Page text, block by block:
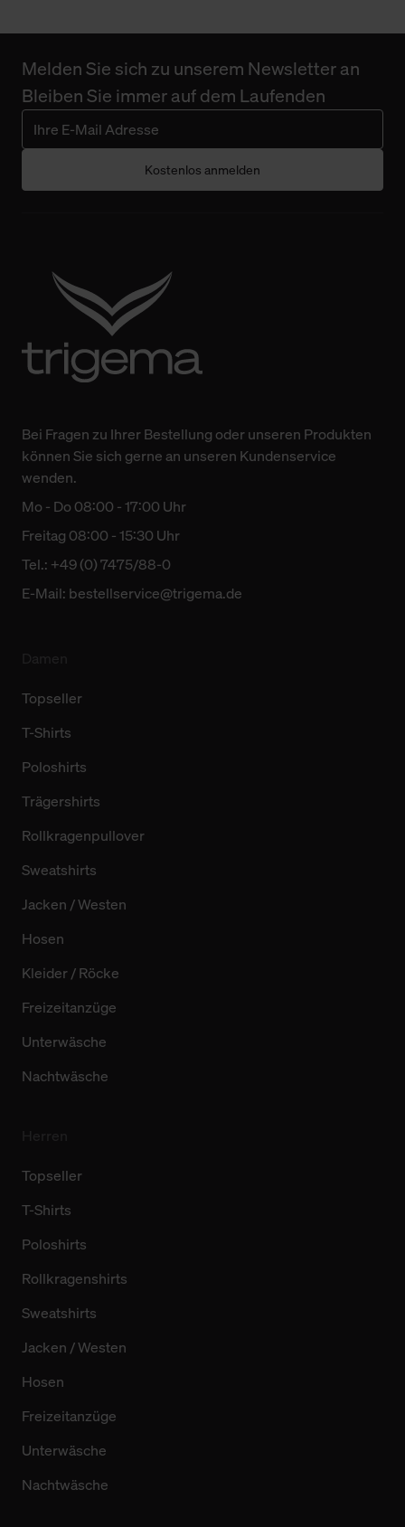
Melden Sie sich zu unserem Newsletter an
Bleiben Sie immer auf dem Laufenden
Kostenlos anmelden
Bei Fragen zu Ihrer Bestellung oder unseren Produkten
können Sie sich gerne an unseren Kundenservice
wenden.
Mo - Do 08:00 - 17:00 Uhr
Freitag 08:00 - 15:30 Uhr
Tel.: +49 (0) 7475/88-0
E-Mail: bestellservice@trigema.de
Topseller
T-Shirts
Poloshirts
Trägershirts
Rollkragenpullover
Sweatshirts
Jacken / Westen
Hosen
Kleider / Röcke
Freizeitanzüge
Unterwäsche
Nachtwäsche
Topseller
T-Shirts
Poloshirts
Rollkragenshirts
Sweatshirts
Jacken / Westen
Hosen
Freizeitanzüge
Unterwäsche
Nachtwäsche